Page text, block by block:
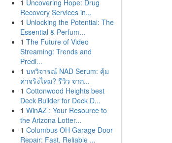
1 Uncovering Hope: Drug
Recovery Services in...
1 Unlocking the Potential: The
Essential & Perfum...
1 The Future of Video
Streaming: Trends and
Predi...
1 บทวิจารณ์ NAD Serum: คุ้ม
ค่าจริงไหม? รีวิว จาก...
1 Cottonwood Heights best
Deck Builder for Deck D...
1 WinAZ : Your Resource to
the Arizona Lotter...
1 Columbus OH Garage Door
Repair: Fast, Reliable ...